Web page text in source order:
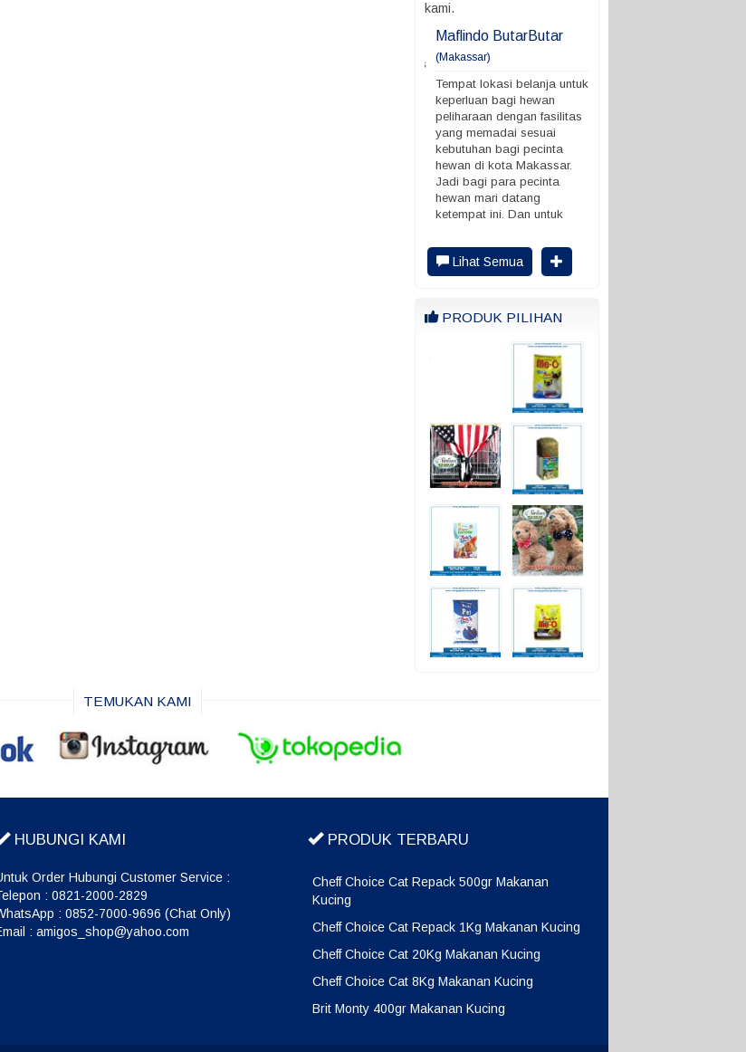
kami.
Maflindo ButarButar
(Makassar)
Tempat lokasi belanja untuk
keperluan bagi hewan
peliharaan dengan fasilitas
yang memadai sesuai
kebutuhan bagi pecinta
hewan di kota Makassar.
Jadi bagi para pecinta
hewan mari datang
ketempat ini. Dan untuk
Demikian ya. terimakasih
RATING4/5
PRODUK PILIHAN
TEMUKAN KAMI
HUBUNGI KAMI
Untuk Order Hubungi Customer Service :
PRODUK TERBARU
Cheff Choice Cat Repack 500gr Makanan
Cheff Choice Cat Repack 1Kg Makanan Kucing
Cheff Choice Cat 20Kg Makanan Kucing